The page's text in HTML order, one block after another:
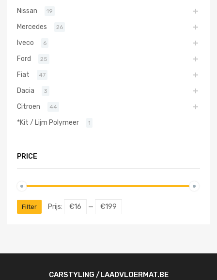
Nissan 19
Mercedes 26
Iveco 6
Ford 25
Fiat 47
Dacia 3
Citroen 44
*Kit / Lijm Polymeer 1
PRICE
Filter Prijs: €16 — €199
CARSTYLING /LAADVLOERMAT.BE